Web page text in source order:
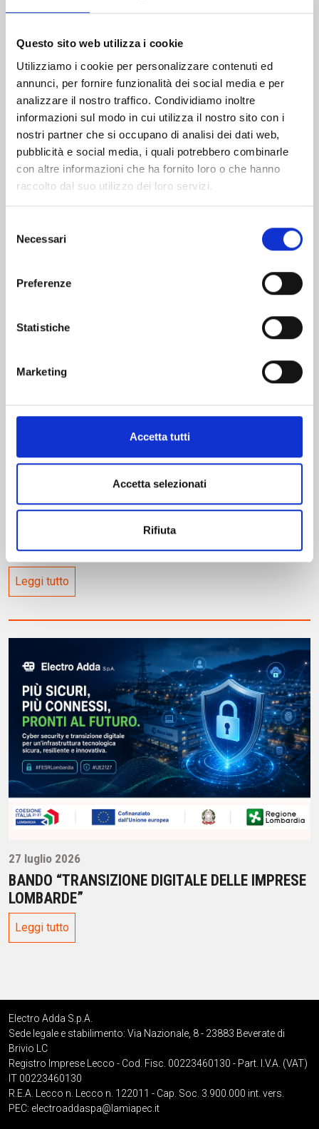
Questo sito web utilizza i cookie
Utilizziamo i cookie per personalizzare contenuti ed
annunci, per fornire funzionalità dei social media e per
analizzare il nostro traffico. Condividiamo inoltre
informazioni sul modo in cui utilizza il nostro sito con i
nostri partner che si occupano di analisi dei dati web,
pubblicità e social media, i quali potrebbero combinarle
con altre informazioni che ha fornito loro o che hanno
raccolto dal suo utilizzo dei loro servizi.
delNecessari
Preferenze
Statistiche
Marketing
Accetta tutti
Accetta selezionati
Rifiuta
ULTIMI PUBBLICATI
Innotrans 2026
Leggi tutto
27 luglio 2026
BANDO “TRANSIZIONE DIGITALE DELLE IMPRESE
LOMBARDE”
Leggi tutto
Electro Adda S.p.A.
Sede legale e stabilimento: Via Nazionale, 8 - 23883 Beverate di
Brivio LC
Registro Imprese Lecco - Cod. Fisc. 00223460130 - Part. I.V.A. (VAT)
IT 00223460130
R.E.A. Lecco n. Lecco n. 122011 - Cap. Soc. 3.900.000 int. vers.
PEC: electroaddaspa@lamiapec.it